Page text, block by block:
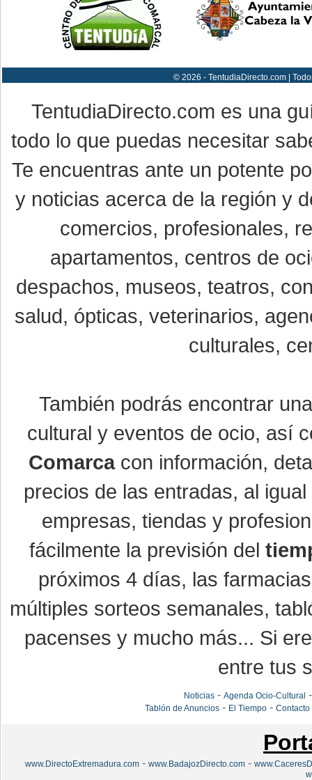
© 2026 - TentudiaDirecto.com |
TentudiaDirecto.com es una
todo lo que puedas necesitar
Te encuentras ante un potente
y noticias acerca de la región y
comercios, profesionales,
apartamentos, centros de
despachos, museos, teatros,
salud, ópticas, veterinarios,
culturales,
También podrás encontrar
cultural y eventos de ocio, así
Comarcacon información,
precios de las entradas, al
empresas, tiendas y
fácilmente la previsión del
próximos 4 días, las
múltiples sorteos semanales,
pacenses y mucho más... Si
entre tus
Noticias- Agenda Ocio-Cultural
Tablón de Anuncios- El Tiempo- Contacto
www.DirectoExtremadura.com - www.BadajozDirecto.com -